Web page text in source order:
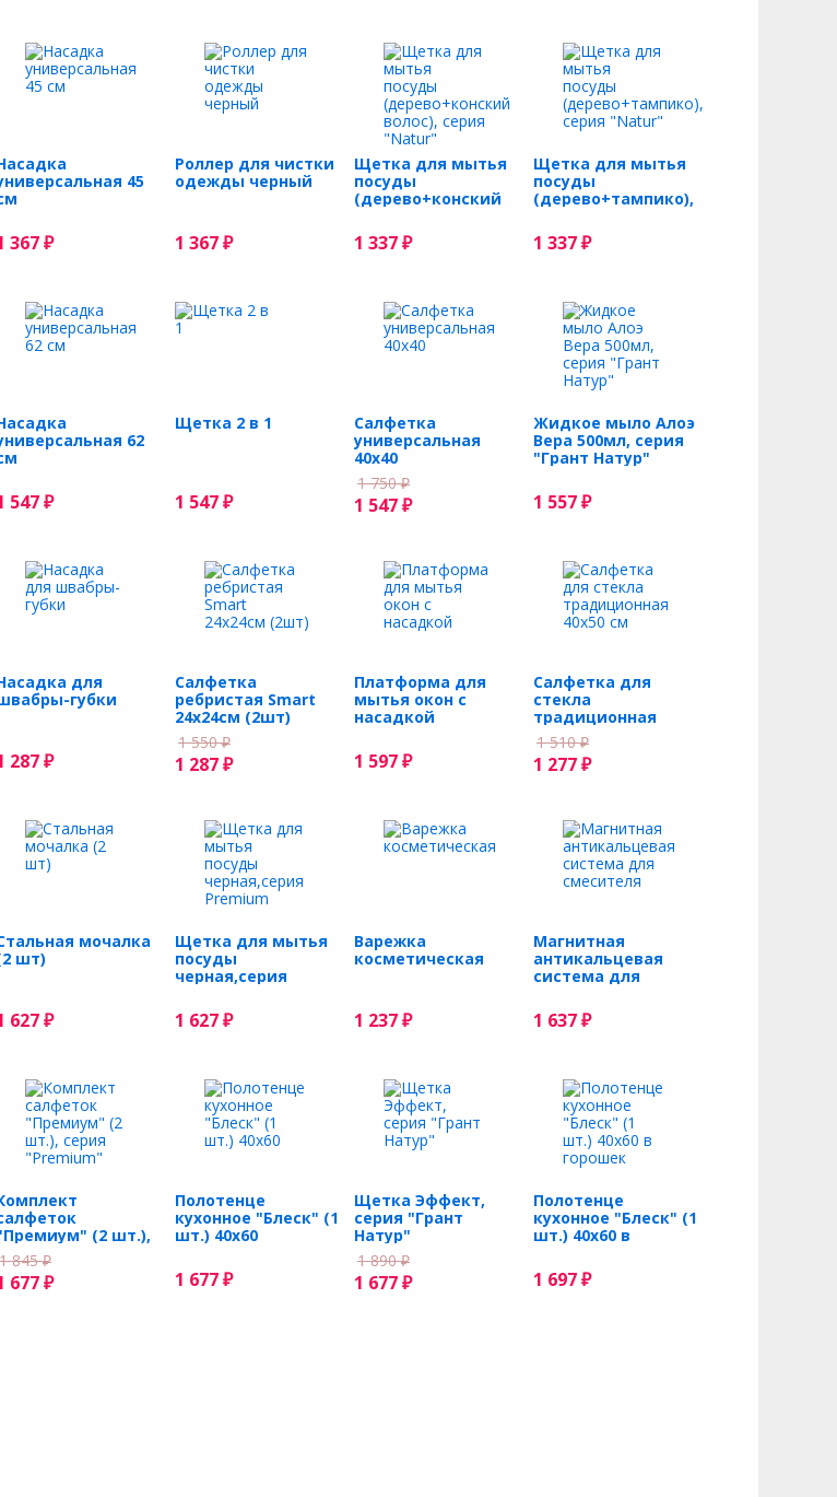
45
367 ₽
Роллер для чистки
одежды черный
1 367 ₽
Щетка для мытья
посуды
(дерево+конский
"Natur"
1 337 ₽
Щетка для мытья
посуды
(дерево+тампико),
1 337 ₽
62
547 ₽
Щетка 2 в 1
1 547 ₽
Салфетка
универсальная
40x40
1 750₽
1 547 ₽
Жидкое мыло Алоэ
Вера 500мл, серия
"Грант Натур"
1 557 ₽
для
губки
287 ₽
Салфетка
ребристая Smart
24х24см (2шт)
1 550₽
1 287 ₽
Платформа для
мытья окон с
насадкой
1 597 ₽
Салфетка для
стекла
традиционная
40х50 см
1 510₽
1 277 ₽
мочалка
шт)
627 ₽
Щетка для мытья
посуды
черная,серия
1 627 ₽
Варежка
косметическая
1 237 ₽
Магнитная
антикальцевая
система для
1 637 ₽
(2 шт.),
серия "Premium"
1 845₽
677 ₽
Полотенце
кухонное "Блеск" (1
шт.) 40х60
1 677 ₽
Щетка Эффект,
серия "Грант
Натур"
1 890₽
1 677 ₽
Полотенце
кухонное "Блеск" (1
шт.) 40х60 в
1 697 ₽